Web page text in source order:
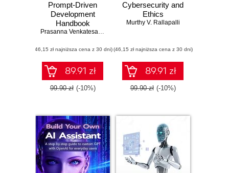
Prompt-Driven
Development
Handbook
Prasanna Venkatesan Nagarajan
(46,15 zł najniższa cena z 30 dni)
89.91 zł
99.90 zł (-10%)
Cybersecurity and
Ethics
Murthy V. Rallapalli
(46,15 zł najniższa cena z 30 dni)
89.91 zł
99.90 zł (-10%)